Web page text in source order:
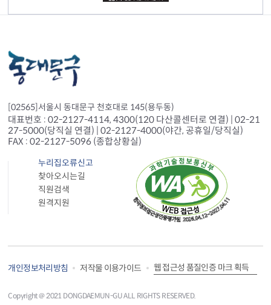
[02565]서울시 동대문구 천호대로 145(용두동)
대표번호 : 02-2127-4114, 4300(120 다산콜센터로 연결) | 02-21
27-5000(당직실 연결) | 02-2127-4000(야간, 공휴일/당직실)
FAX : 02-2127-5096 (종합상황실)
누리집오류신고
찾아오시는길
직원검색
원격지원
개인정보처리방침 저작물 이용가이드 웹 접근성 품질인증 마크 획득
Copyright＠ 2021 DONGDAEMUN-GU ALL RIGHTS RESERVED.